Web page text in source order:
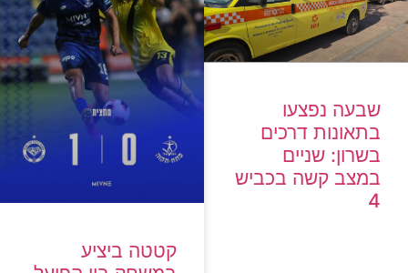
שבעה נפצעו
בתאונות דרכים
בשרון: שניים
במצב קשה בכביש
4
קטטה ביציע